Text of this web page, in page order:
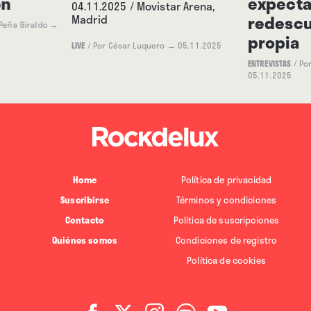
Captured Tracks.
Giraldo →
04.11.2025 / Movistar Arena,
Madrid
LIVE / Por César Luquero → 05.11.2025 propia
ENTREVISTAS /
05.11.2025
Home
Suscribirse
Contacto
Quiénes somos
Política de privacidad
Términos y condiciones
Política de suscripciones
Condiciones de registro
Política de cookies